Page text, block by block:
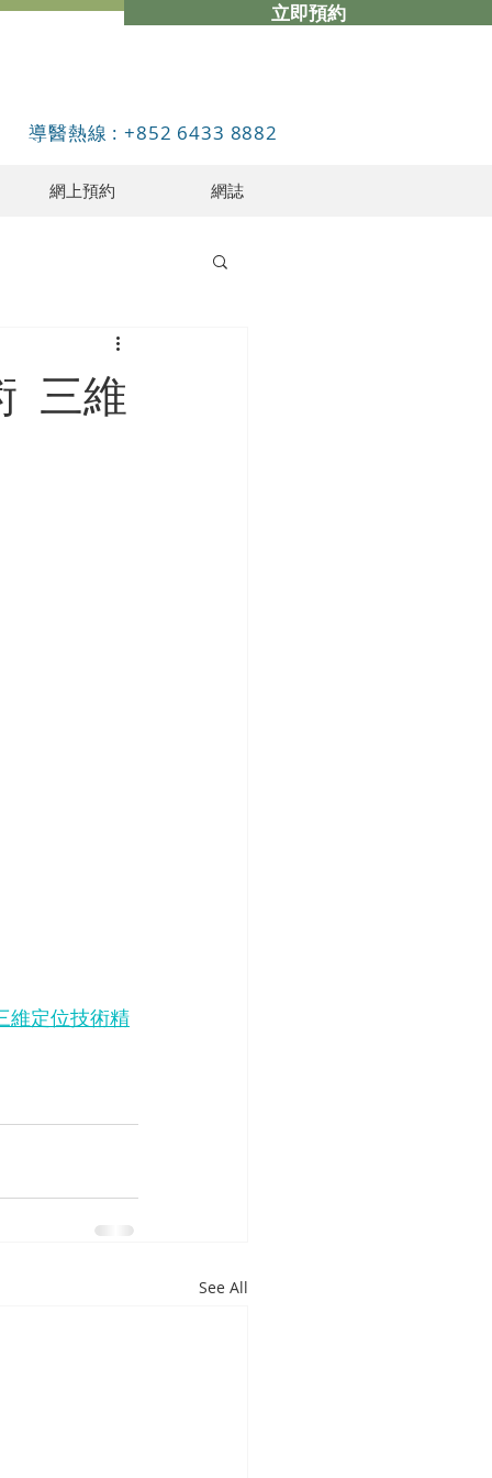
立即預約
導醫熱線 : +852 6433 8882
網上預約 網誌
三維
維定位技術精
See All